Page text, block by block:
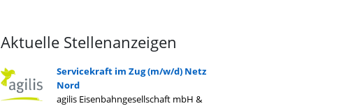
Aktuelle Stellenanzeigen
Servicekraft im Zug (m/w/d) Netz
Nord
agilis Eisenbahngesellschaft mbH &